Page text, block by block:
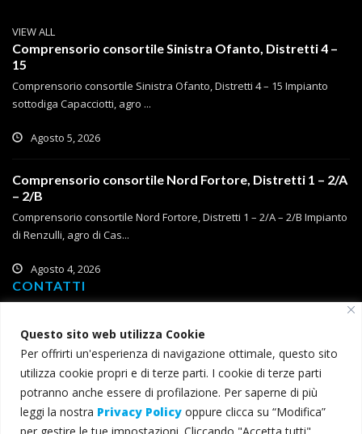
Questo sito web utilizza Cookie
Per offrirti un'esperienza di navigazione ottimale, questo sito
utilizza cookie propri e di terze parti. I cookie di terze parti
potranno anche essere di profilazione. Per saperne di più
leggi la nostra Privacy Policy oppure clicca su “Modifica”
per gestire le tue impostazioni. Cliccando "Accetta tutti"
VIEW ALL
Comprensorio consortile Sinistra Ofanto, Distretti 4 –
15
Comprensorio consortile Sinistra Ofanto, Distretti 4 – 15 Impianto
sottodiga Capacciotti, agro ...
Agosto 5, 2026
Comprensorio consortile Nord Fortore, Distretti 1 – 2/A
– 2/B
Comprensorio consortile Nord Fortore, Distretti 1 – 2/A – 2/B Impianto
di Renzulli, agro di Cas...
Agosto 4, 2026
CONTATTI
71121 Foggia
T (+39) 0881 785 111
F (+39) 0881 774 634
consorzio@bonificacapitanata.it